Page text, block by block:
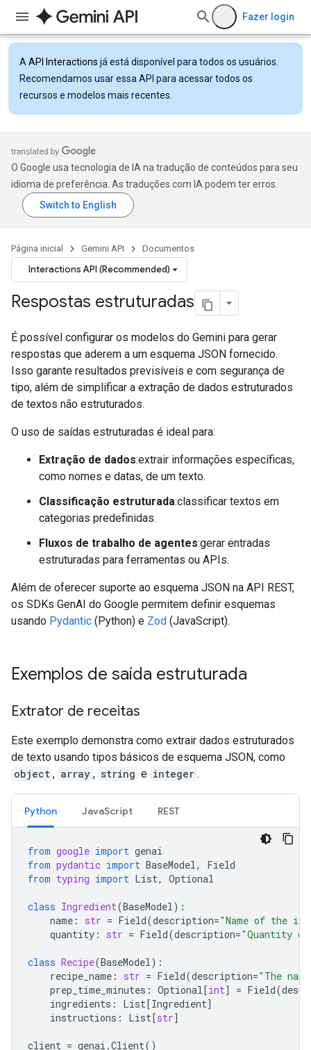
Fazer login
A API Interactions já está disponível para todos os usuários.
Recomendamos usar essa API para acessar todos os
recursos e modelos mais recentes.
O Google usa tecnologia de IA na tradução de conteúdos para seu
idioma de preferência. As traduções com IA podem ter erros.
Página inicial Gemini API Documentos
Interactions API (Recommended)
Respostas estruturadas
É possível configurar os modelos do Gemini para gerar
respostas que aderem a um esquema JSON fornecido.
Isso garante resultados previsíveis e com segurança de
tipo, além de simplificar a extração de dados estruturados
de textos não estruturados.
O uso de saídas estruturadas é ideal para:
Extração de dados:extrair informações específicas,
como nomes e datas, de um texto.
Classificação estruturada:classificar textos em
categorias predefinidas.
Fluxos de trabalho de agentes:gerar entradas
estruturadas para ferramentas ou APIs.
Além de oferecer suporte ao esquema JSON na API REST,
os SDKs GenAI do Google permitem definir esquemas
usando Pydantic (Python) e Zod (JavaScript).
Exemplos de saída estruturada
Extrator de receitas
Este exemplo demonstra como extrair dados estruturados
de texto usando tipos básicos de esquema JSON, como
object , array , string e integer .
Python JavaScript REST
from google import genai
from pydantic import BaseModel,
Field
from typing import List, Optional
class Ingredient(BaseModel):
name : str = Field(description="Name of the
quantity : str = Field(description="Quantity
class Recipe(BaseModel):
recipe_name : str = Field(description="The
prep_time_minutes : Optional[int] = Field(
ingredients : List[Ingredient]
instructions : List[str]
client = genai .Client()